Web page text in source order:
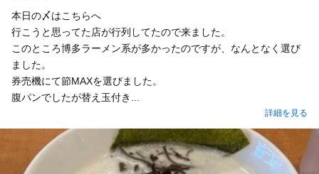
本日の〆はこちらへ
行こうと思ってた店が行列してたので来ました。
このところ博多ラーメン系が多かったのですが、なんとなく選び
ました。
券売機にて節MAXを選びました。
腹パンでしたが替え玉付き...
詳細を見る